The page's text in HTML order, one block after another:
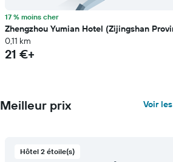
17 % moins cher
Zhengzhou Yumian Hotel (Zijingshan
0,11 km
21 €+
Meilleur prix
Voir
Hôtel 2 étoile(s)